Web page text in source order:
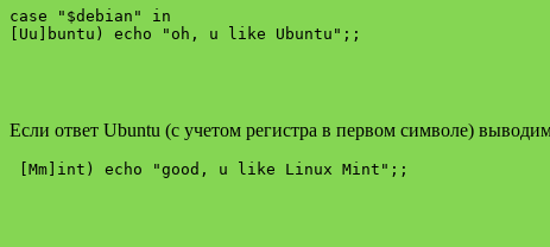
case "$debian" in
Если ответ Ubuntu (с учетом регистра в первом символе)